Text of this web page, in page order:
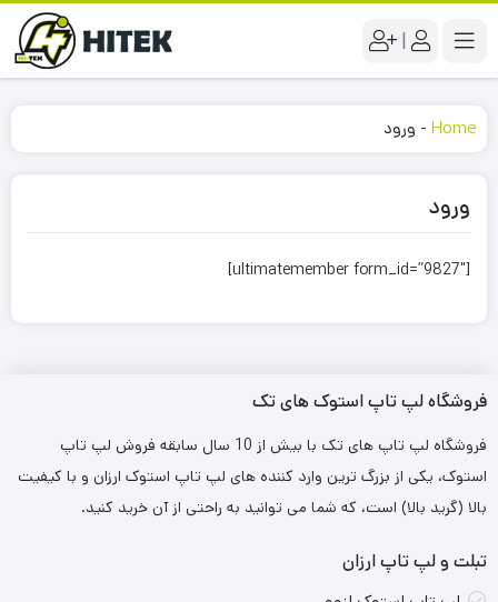
|
Home
- ورود
ورود
[ultimatemember form_id=”9827″]
فروشگاه لپ تاپ استوک های تک
فروشگاه لپ تاپ های تک با بیش از 10 سال سابقه فروش لپ تاپ
استوک، یکی از بزرگ ترین وارد کننده های لپ تاپ استوک ارزان و با کیفیت
بالا (گرید بالا) است، که شما می توانید به راحتی از آن خرید کنید.
تبلت و لپ تاپ ارزان